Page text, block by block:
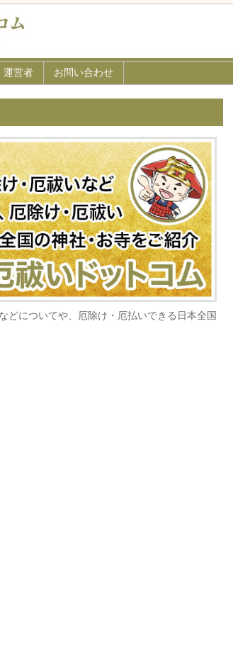
どについてや、厄除け・厄払いできる日本全国
運営者 お問い合わせ